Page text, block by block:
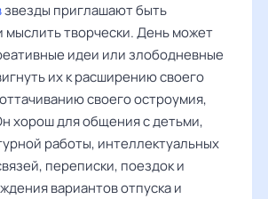
звезды приглашают быть
творчески. День может
идеи или злободневные
их к расширению своего
своего остроумия,
хорош для общения с детьми,
работы, интеллектуальных
переписки, поездок и
вариантов отпуска и